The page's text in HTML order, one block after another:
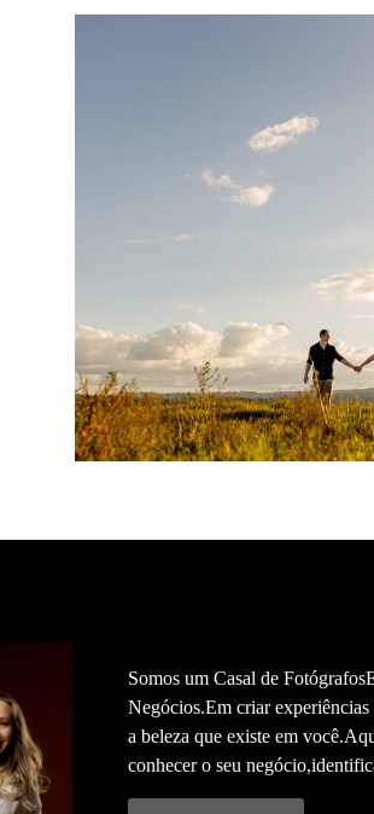
42
Somos um Casal de
Negócios.Em criar
a beleza que existe em
conhecer o seu